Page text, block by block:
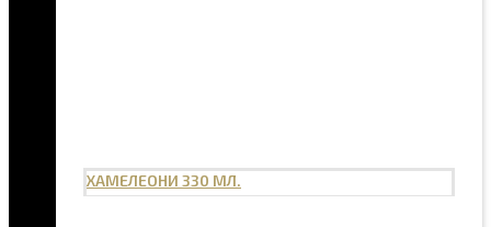
ХАМЕЛЕОНИ 330 МЛ.